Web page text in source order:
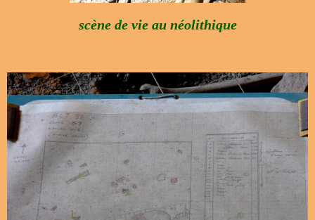
scène de vie au néolithique